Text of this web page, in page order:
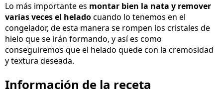
Lo más importante es montar bien la nata y remover
varias veces el heladocuando lo tenemos en el
congelador, de esta manera se rompen los cristales de
hielo que se irán formando, y así es como
conseguiremos que el helado quede con la cremosidad
y textura deseada.
Información de la receta